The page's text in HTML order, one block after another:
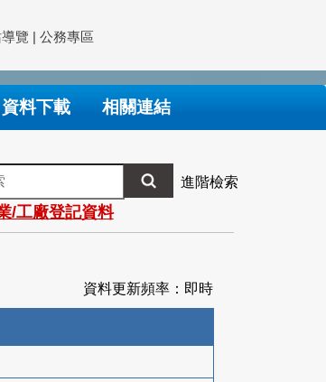
覽 | 公務專區
資料下載 相關連結
進階檢索
/工廠登記資料
資料更新頻率：即時